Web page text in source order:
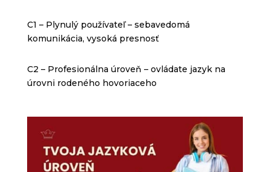
C1 – Plynulý používateľ – sebavedomá
komunikácia, vysoká presnosť
C2 – Profesionálna úroveň – ovládate jazyk na
úrovni rodeného hovoriaceho